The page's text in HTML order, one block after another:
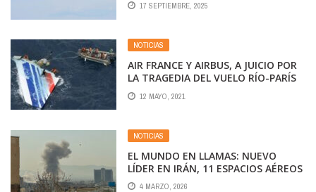
17 SEPTIEMBRE, 2025
NOTICIAS
AIR FRANCE Y AIRBUS, A JUICIO POR
LA TRAGEDIA DEL VUELO RÍO-PARÍS
12 MAYO, 2021
NOTICIAS
EL MUNDO EN LLAMAS: NUEVO
LÍDER EN IRÁN, 11 ESPACIOS AÉREOS
CERRADOS Y MILES DE CIVILES EN
4 MARZO, 2026